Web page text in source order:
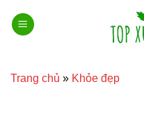
qua
Trang chủ » Khỏe đẹp